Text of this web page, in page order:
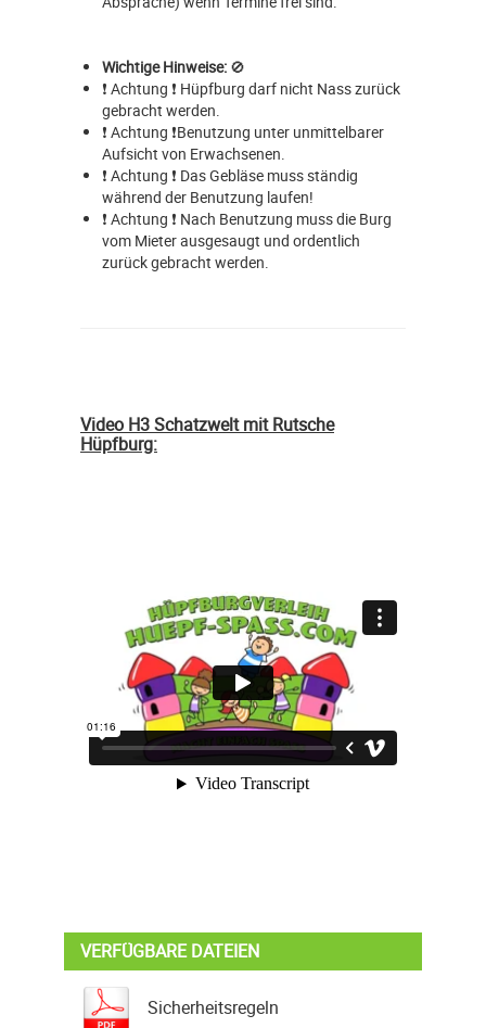
Wichtige Hinweise: 🚫
❗ Achtung ❗ Hüpfburg darf nicht Nass zurück
gebracht werden.
❗ Achtung ❗Benutzung unter unmittelbarer
Aufsicht von Erwachsenen.
❗ Achtung ❗ Das Gebläse muss ständig
während der Benutzung laufen!
❗ Achtung ❗ Nach Benutzung muss die Burg
vom Mieter ausgesaugt und ordentlich
zurück gebracht werden.
Video H3 Schatzwelt mit Rutsche
Hüpfburg:
VERFÜGBARE DATEIEN
Sicherheitsregeln